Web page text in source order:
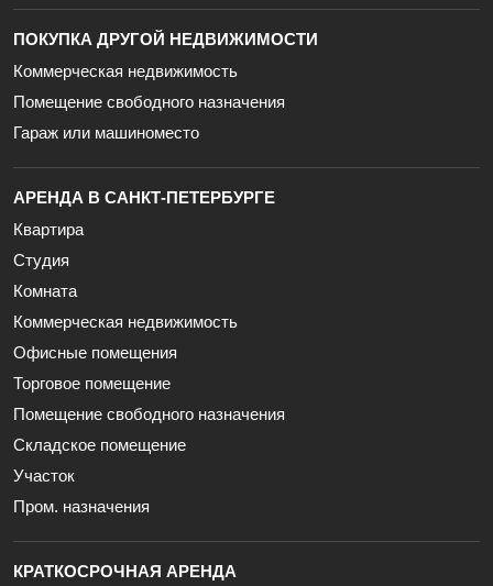
ПОКУПКА ДРУГОЙ НЕДВИЖИМОСТИ
Коммерческая недвижимость
Помещение свободного назначения
Гараж или машиноместо
АРЕНДА В САНКТ-ПЕТЕРБУРГЕ
Квартира
Студия
Комната
Коммерческая недвижимость
Офисные помещения
Торговое помещение
Помещение свободного назначения
Складское помещение
Участок
Пром. назначения
КРАТКОСРОЧНАЯ АРЕНДА